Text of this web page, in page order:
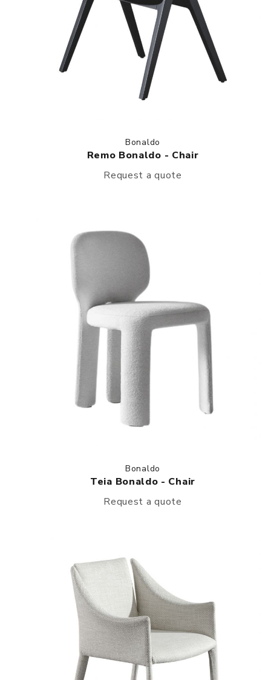
Bonaldo
Remo Bonaldo - Chair
Request a quote
Bonaldo
Teia Bonaldo - Chair
Request a quote